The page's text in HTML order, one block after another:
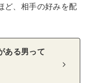
ど、相手の好みを配
ある男って